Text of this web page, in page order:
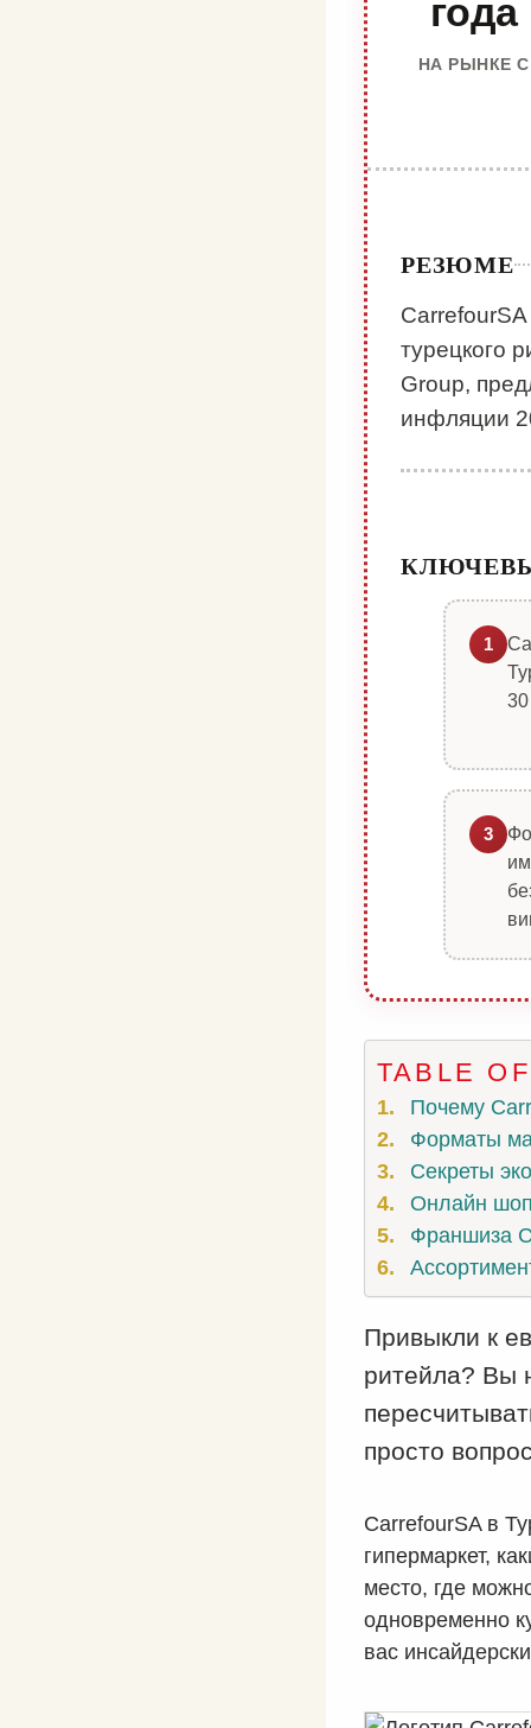
года
НА РЫНКЕ С
РЕЗЮМЕ
турецкого
Group,
инфляции
1
3
TABLE
Почему
Форматы
Секреты
Онлайн
Франшиза
Привыкли к
ритейла? Вы
просто
CarrefourSA в
гипермаркет,
место, где
одновременно
вас